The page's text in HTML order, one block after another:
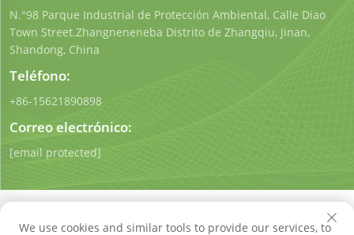
N.°98 Parque Industrial de Protección Ambiental, Calle Diao
Town Street.Zhangneneneba Distrito de Zhangqiu, Jinan,
Shandong, China
Teléfono:
+86-15621890898
Correo electrónico:
[email protected]
We use cookies and similar tools to provide our services, to